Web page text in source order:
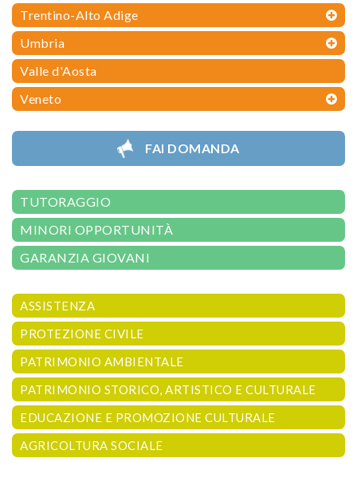
Trentino-Alto Adige
Umbria
Valle d'Aosta
Veneto
FAI DOMANDA
TUTORAGGIO
MINORI OPPORTUNITÀ
GARANZIA GIOVANI
ASSISTENZA
PROTEZIONE CIVILE
PATRIMONIO AMBIENTALE
PATRIMONIO STORICO, ARTISTICO E CULTURALE
EDUCAZIONE E PROMOZIONE CULTURALE
AGRICOLTURA SOCIALE